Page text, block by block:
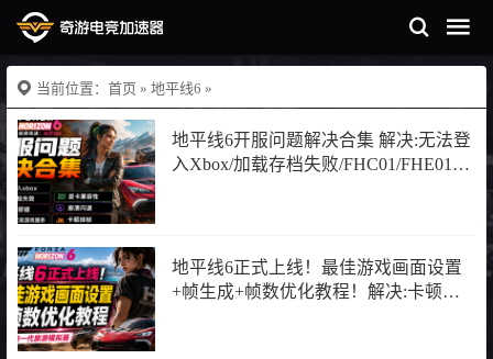
当前位置： 首页 » 地平线6 »
地平线6开服问题解决合集 解决:无法登
入Xbox/加载存档失败/FHC01/FHE01报
地平线6正式上线！最佳游戏画面设置
+帧生成+帧数优化教程！解决:卡顿掉